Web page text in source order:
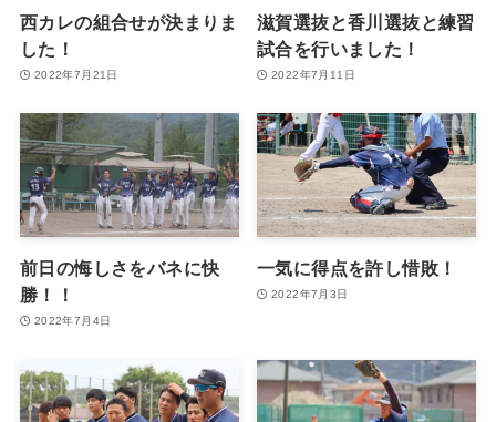
西カレの組合せが決まりま
した！
2022年7月21日
滋賀選抜と香川選抜と練習
試合を行いました！
2022年7月11日
前日の悔しさをバネに快
勝！！
2022年7月4日
一気に得点を許し惜敗！
2022年7月3日